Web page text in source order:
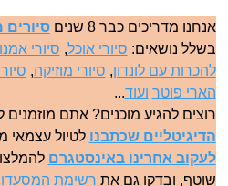
אנחנו מדריכים כבר 8 שנים
סיורים
בשלל נושאים: סיורי אוכל, סיורי
להכרות עם לונדון, סיורי מוזיקה,
הארי פוטר ועוד...
רוצים להגיע מוכנים? אתם
הדיגיטליים שכתבנו לטיול עצמאי
לעקוב אחרינו באינסטגרם
שוטף, ובדקו גם את רשימת